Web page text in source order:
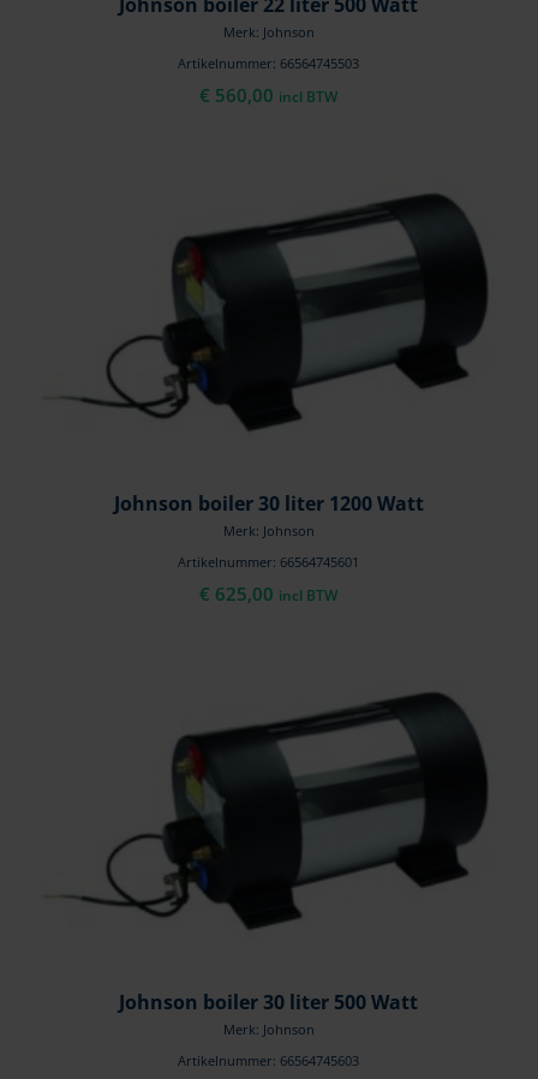
Johnson boiler 22 liter 500 Watt
Merk: Johnson
Artikelnummer: 66564745503
€ 560,00 incl BTW
Johnson boiler 30 liter 1200 Watt
Merk: Johnson
Artikelnummer: 66564745601
€ 625,00 incl BTW
Johnson boiler 30 liter 500 Watt
Merk: Johnson
Artikelnummer: 66564745603